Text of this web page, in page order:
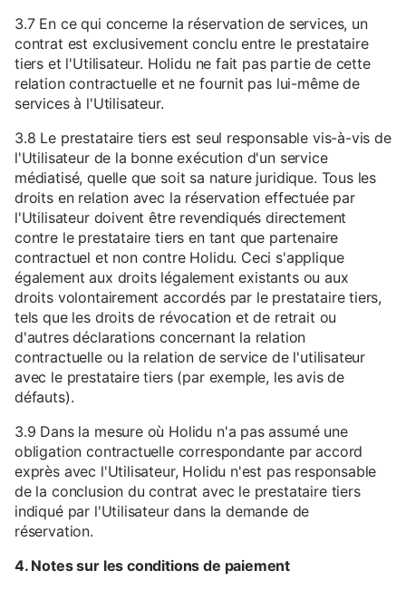
3.7 En ce qui concerne la réservation de services, un
contrat est exclusivement conclu entre le prestataire
tiers et l'Utilisateur. Holidu ne fait pas partie de cette
relation contractuelle et ne fournit pas lui-même de
services à l'Utilisateur.
3.8 Le prestataire tiers est seul responsable vis-à-vis de
l'Utilisateur de la bonne exécution d'un service
médiatisé, quelle que soit sa nature juridique. Tous les
droits en relation avec la réservation effectuée par
l'Utilisateur doivent être revendiqués directement
contre le prestataire tiers en tant que partenaire
contractuel et non contre Holidu. Ceci s'applique
également aux droits légalement existants ou aux
droits volontairement accordés par le prestataire tiers,
tels que les droits de révocation et de retrait ou
d'autres déclarations concernant la relation
contractuelle ou la relation de service de l'utilisateur
avec le prestataire tiers (par exemple, les avis de
défauts).
3.9 Dans la mesure où Holidu n'a pas assumé une
obligation contractuelle correspondante par accord
exprès avec l'Utilisateur, Holidu n'est pas responsable
de la conclusion du contrat avec le prestataire tiers
indiqué par l'Utilisateur dans la demande de
réservation.
4. Notes sur les conditions de paiement